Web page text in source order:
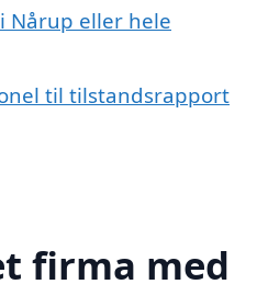
eller hele
til tilstandsrapport
firma med